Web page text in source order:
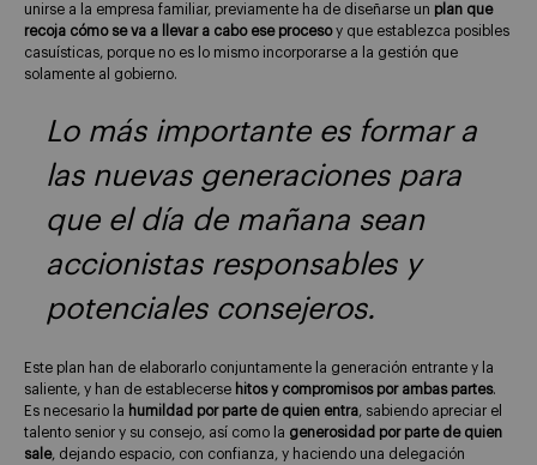
unirse a la empresa familiar, previamente ha de diseñarse un plan que
recoja cómo se va a llevar a cabo ese procesoy que establezca posibles
casuísticas, porque no es lo mismo incorporarse a la gestión que
solamente al gobierno.
Lo más importante es formar a
las nuevas generaciones para
que el día de mañana sean
accionistas responsables y
potenciales consejeros.
Este plan han de elaborarlo conjuntamente la generación entrante y la
saliente, y han de establecerse hitos y compromisos por ambas partes.
Es necesario la humildad por parte de quien entra, sabiendo apreciar el
talento senior y su consejo, así como la generosidad por parte de quien
sale, dejando espacio, con confianza, y haciendo una delegación